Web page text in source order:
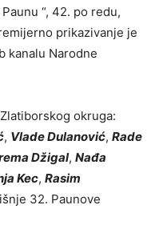
“, 42. po redu,
prikazivanje je
kanalu Narodne
okruga:
, Vlade Dulanović, Rade
Džigal, Nađa
Kec, Rasim
32. Paunove